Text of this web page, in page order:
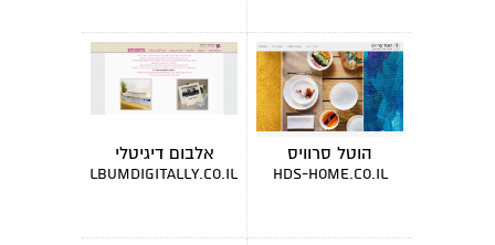
הוטל סרוויס
hds-home.co.il
אלבום דיגיטלי
albumdigitally.co.il